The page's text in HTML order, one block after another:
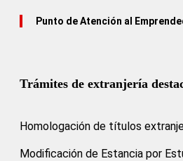
Punto de Atención al
Trámites de extranjería
Homologación de títulos
Modificación de Estancia por